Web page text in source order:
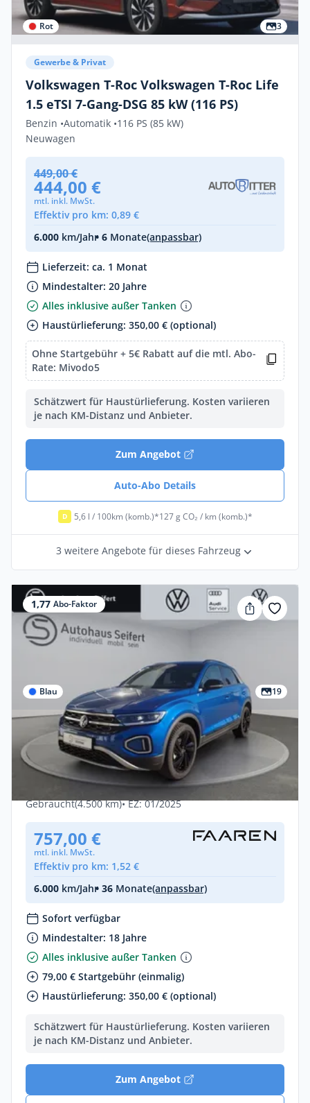
Rot 3
Gewerbe & Privat
Volkswagen T-Roc Volkswagen T-Roc Life
1.5 eTSI 7-Gang-DSG 85 kW (116 PS)
Benzin •Automatik •116 PS (85 kW)
Neuwagen
449,00 €
444,00 €
mtl. inkl. MwSt.
Effektiv pro km: 0,89 €
6.000 km/Jahr• 6 Monate(anpassbar)
Lieferzeit: ca. 1 Monat
Mindestalter: 20 Jahre
Alles inklusive außer Tanken
Haustürlieferung: 350,00 € (optional)
Ohne Startgebühr + 5€ Rabatt auf die mtl. Abo-
Rate: Mivodo5
Schätzwert für Haustürlieferung. Kosten variieren
je nach KM-Distanz und Anbieter.
Zum Angebot
Auto-Abo Details
D 5,6 l / 100km (komb.)*127 g CO₂ / km (komb.)*
3 weitere Angebote für dieses Fahrzeug
1,77 Abo-Faktor
Blau 19
Privat & Gewerbe
Volkswagen T-Roc Style 1.5 TSI DSG
*Standheiz.*AHK*
Automatik •150 PS (110 kW)
Gebraucht(4.500 km)• EZ: 01/2025
757,00 €
mtl. inkl. MwSt.
Effektiv pro km: 1,52 €
6.000 km/Jahr• 36 Monate(anpassbar)
Sofort verfügbar
Mindestalter: 18 Jahre
Alles inklusive außer Tanken
79,00 € Startgebühr (einmalig)
Haustürlieferung: 350,00 € (optional)
Schätzwert für Haustürlieferung. Kosten variieren
je nach KM-Distanz und Anbieter.
Zum Angebot